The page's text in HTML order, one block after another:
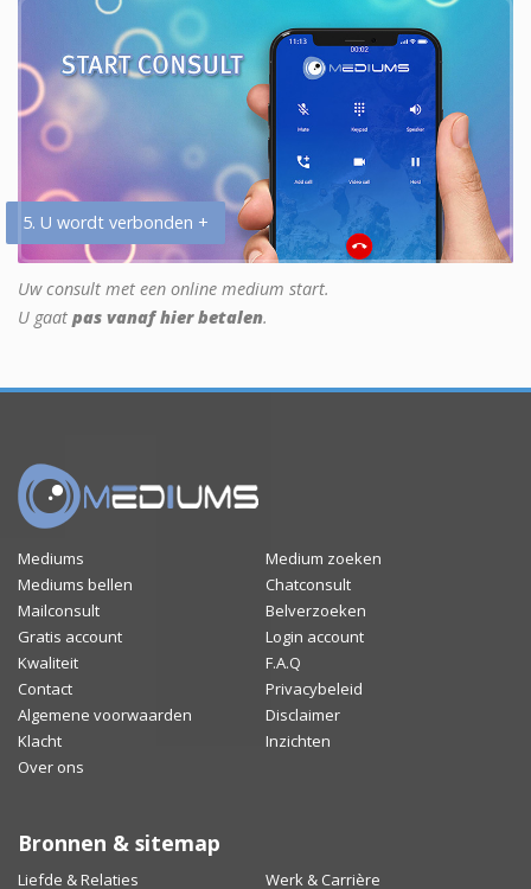
5. U wordt verbonden +
Uw consult met een online medium start.
U gaat pas vanaf hier betalen.
Mediums
Medium zoeken
Mediums bellen
Chatconsult
Mailconsult
Belverzoeken
Gratis account
Login account
Kwaliteit
F.A.Q
Contact
Privacybeleid
Algemene voorwaarden
Disclaimer
Klacht
Inzichten
Over ons
Bronnen & sitemap
Liefde & Relaties Werk & Carrière